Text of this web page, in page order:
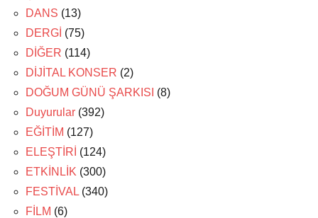
DANS (13)
DERGİ (75)
DİĞER (114)
DİJİTAL KONSER (2)
DOĞUM GÜNÜ ŞARKISI (8)
Duyurular (392)
EĞİTİM (127)
ELEŞTİRİ (124)
ETKİNLİK (300)
FESTİVAL (340)
FİLM (6)